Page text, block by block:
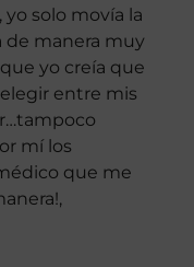
solo movía la
de manera muy
yo creía que
entre mis
mí los
que me